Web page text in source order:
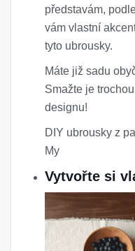
představám,
vám vlastní
tyto ubrousky.
Máte již sadu
Smažte je
designu!
DIY ubrousky z
My
Vytvořte si